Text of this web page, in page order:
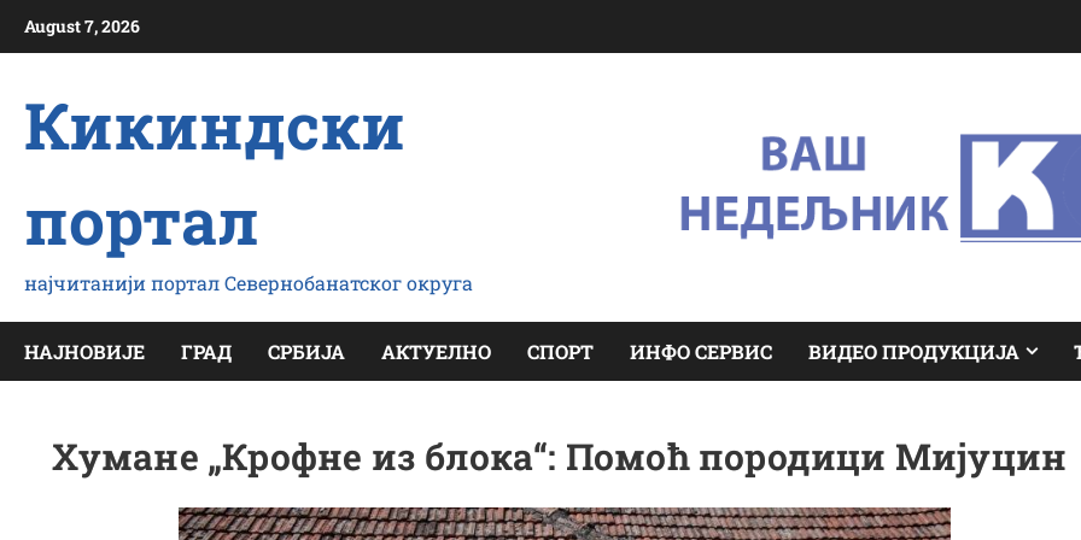
August 7, 2026
Кикиндски
портал
најчитанији портал Севернобанатског округа
НАЈНОВИЈЕ ГРАД СРБИЈА АКТУЕЛНО СПОРТ ИНФО СЕРВИС ВИДЕО ПРОДУКЦИЈА
Хумане „Крофне из блока“: Помоћ породици Мијуцин